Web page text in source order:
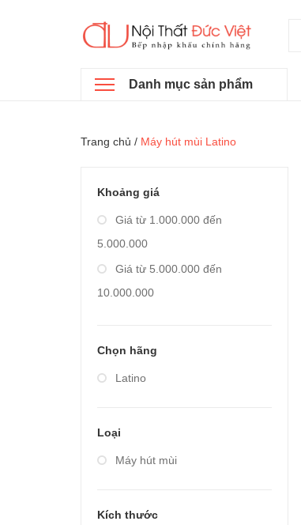
Danh mục sản phẩm
Trang chủ / Máy hút mùi Latino
Khoảng giá
Giá từ 1.000.000 đến
5.000.000
Giá từ 5.000.000 đến
10.000.000
Chọn hãng
Latino
Loại
Máy hút mùi
Kích thước